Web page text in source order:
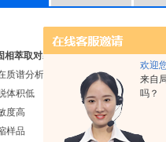
欢迎
来自
吗？
相萃取对寡核苷酸进行脱盐
质谱分析之前除盐
体积低
度高
样品